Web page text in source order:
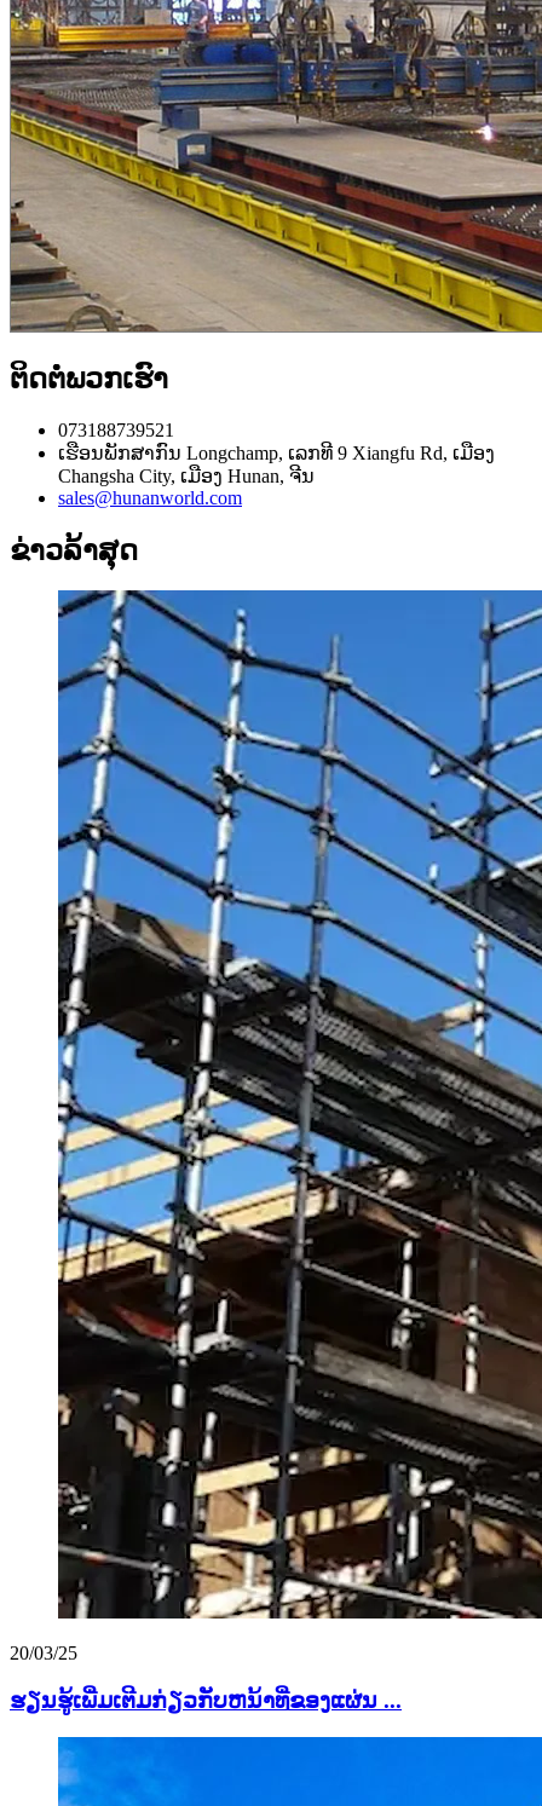
ຕິດຕໍ່ພວກເຮົາ
073188739521
ເຮືອນພັກສາກົນ Longchamp, ເລກທີ 9 Xiangfu Rd, ເມືອງ
Changsha City, ເມືອງ Hunan, ຈີນ
sales@hunanworld.com
ຂ່າວລ້າສຸດ
20/03/25
ຮຽນຮູ້ເພີ່ມເຕີມກ່ຽວກັບຫນ້າທີ່ຂອງແຜ່ນ ...